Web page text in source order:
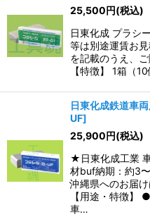
25,500円(税込)
日東化成 プラシ
等は別途運賃お
を記載のうえ、
【特徴】 1箱（
日東化成鉄道車
UF]
25,900円(税込)
★日東化成工業
材buf納期：約3
沖縄県へのお届
【用途・特徴】
車…